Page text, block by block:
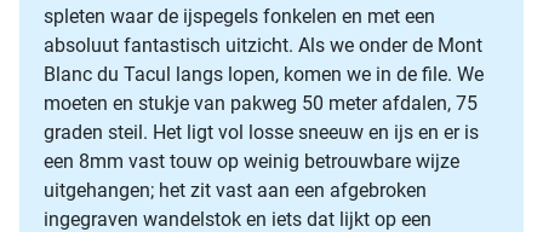
spleten waar de ijspegels fonkelen en met een
absoluut fantastisch uitzicht. Als we onder de Mont
Blanc du Tacul langs lopen, komen we in de file. We
moeten en stukje van pakweg 50 meter afdalen, 75
graden steil. Het ligt vol losse sneeuw en ijs en er is
een 8mm vast touw op weinig betrouwbare wijze
uitgehangen; het zit vast aan een afgebroken
ingegraven wandelstok en iets dat lijkt op een